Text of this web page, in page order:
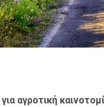
αγροτική